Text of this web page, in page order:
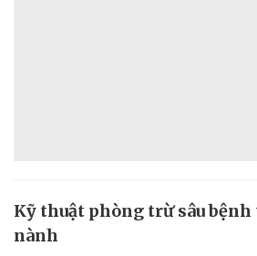
Kỹ thuật phòng trừ sâu bệnh
nành